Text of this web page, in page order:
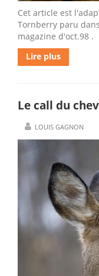
Cet article est
Tornberry paru
magazine d'oct.98 .
Lire plus
Le call du
LOUIS GAGNON